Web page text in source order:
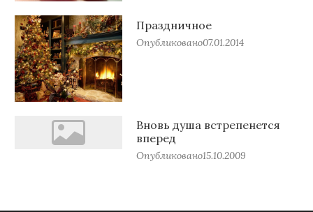
Праздничное
Опубликовано07.01.2014
Вновь душа встрепенется
вперед
Опубликовано15.10.2009